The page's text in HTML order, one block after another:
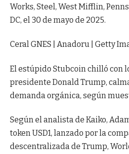
Works, Steel, West Mifflin,
DC, el 30 de mayo de 2025.
Ceral GNES | Anadoru | Getty
El estúpido Stubcoin chilló con
presidente Donald Trump,
demanda orgánica, según
Según el analista de Kaiko,
token USD1, lanzado por la
descentralizada de Trump,